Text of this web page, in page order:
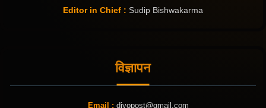
Editor in Chief : Sudip Bishwakarma
विज्ञापन
Email : diyopost@gmail.com